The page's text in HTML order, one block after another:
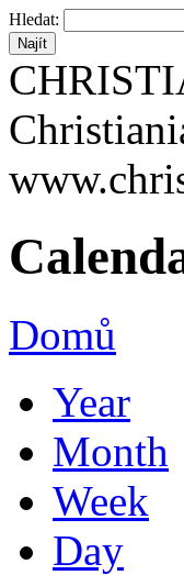
Hledat:
Domů
Year
Month
Week
Day